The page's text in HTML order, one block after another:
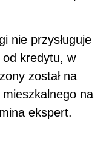
nie przysługuje
od kredytu, w
został na
na
ekspert.